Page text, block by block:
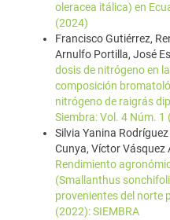
oleracea itálica) en
(2024)
Francisco Gutiérrez,
Arnulfo Portilla, José
dosis de nitrógeno en
composición
nitrógeno de raigrás
Siembra: Vol. 4 Núm. 1
Silvia Yanina
Cunya, Víctor Vásquez
Rendimiento
(Smallanthus
provenientes del norte
(2022): SIEMBRA